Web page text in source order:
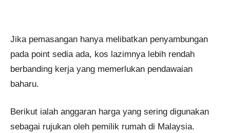
Jika pemasangan hanya melibatkan penyambungan
pada point sedia ada, kos lazimnya lebih rendah
berbanding kerja yang memerlukan pendawaian
baharu.
Berikut ialah anggaran harga yang sering digunakan
sebagai rujukan oleh pemilik rumah di Malaysia.